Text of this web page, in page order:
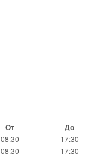
От До
08:30
17:30
08:30
17:30